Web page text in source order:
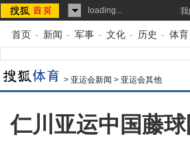
loading... 我
首页 - 新闻 - 军事 - 文化 - 历史 - 体育
> 亚运会新闻 > 亚运会其他
仁川亚运中国藤